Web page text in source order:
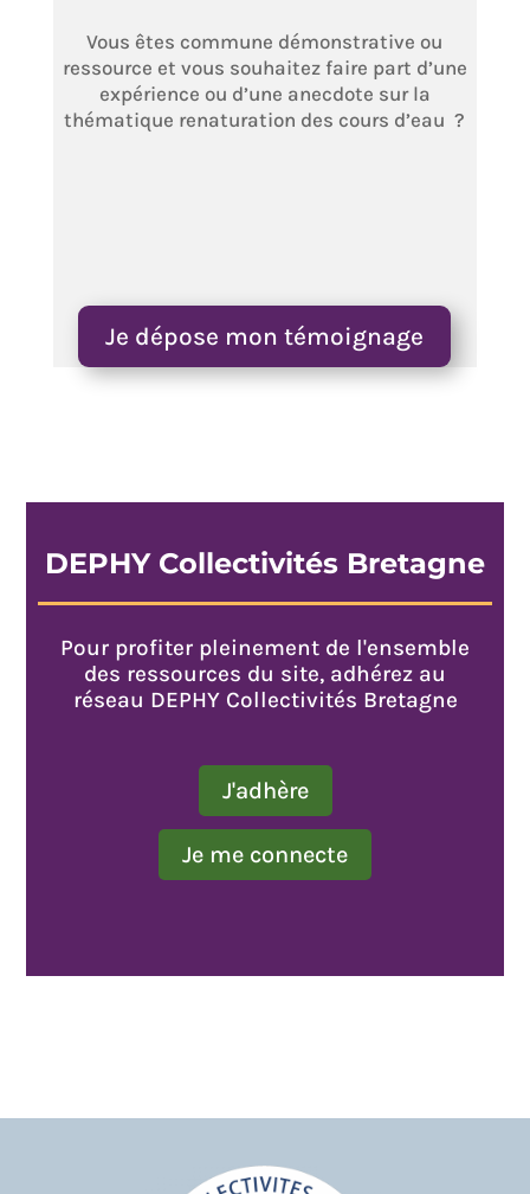
Vous êtes commune démonstrative ou
ressource et vous souhaitez faire part d’une
expérience ou d’une anecdote sur la
thématique renaturation des cours d’eau ?
Je dépose mon témoignage
DEPHY Collectivités Bretagne
Pour profiter pleinement de l'ensemble
des ressources du site, adhérez au
réseau DEPHY Collectivités Bretagne
J'adhère
Je me connecte